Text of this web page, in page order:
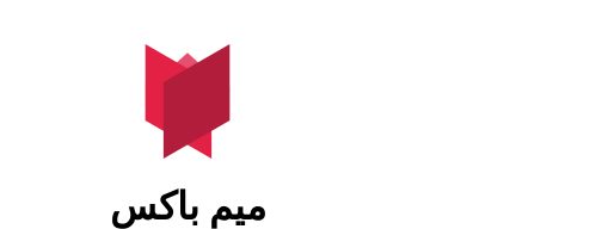
میم باکس